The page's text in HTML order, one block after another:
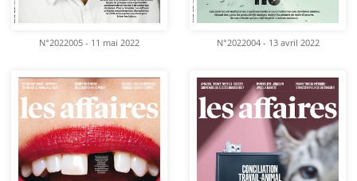
N°2022005 - 11 mai 2022 N°2022004 - 13 avril 2022